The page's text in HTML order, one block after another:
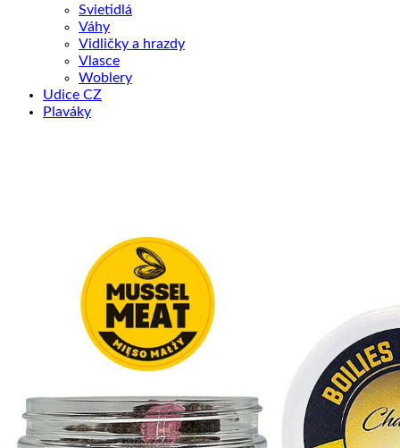
Svietidlá
Váhy
Vidličky a hrazdy
Vlasce
Woblery
Udice CZ
Plaváky